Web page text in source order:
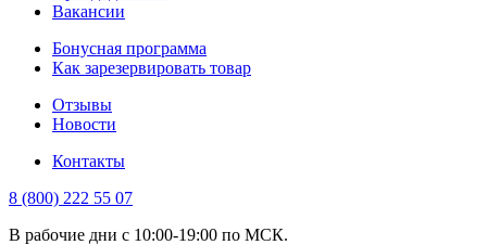
Вакансии
Бонусная программа
Как зарезервировать товар
Отзывы
Новости
Контакты
8 (800) 222 55 07
В рабочие дни с 10:00-19:00 по МСК.